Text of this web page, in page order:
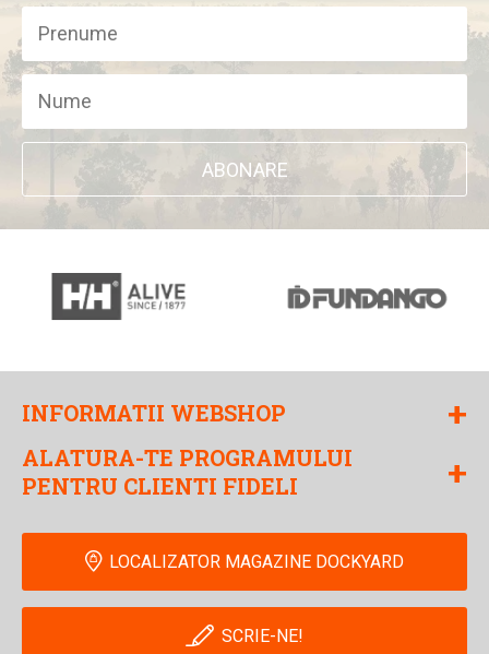
ABONARE
INFORMATII WEBSHOP +
ALATURA-TE PROGRAMULUI
PENTRU CLIENTI FIDELI
+
LOCALIZATOR MAGAZINE DOCKYARD
SCRIE-NE!